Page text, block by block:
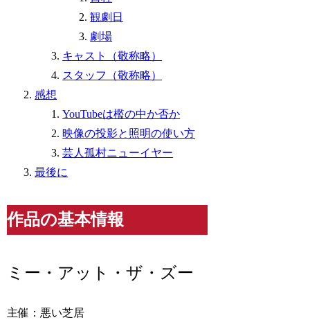
観劇日
劇場
キャスト（敬称略）
スタッフ（敬称略）
感想
YouTubeは檻の中か否か
映像の投影と照明の使い方
芸人孤村ニューイヤー
最後に
作品の基本情報
ミー・アット・ザ・ズー
主催：悪い芝居